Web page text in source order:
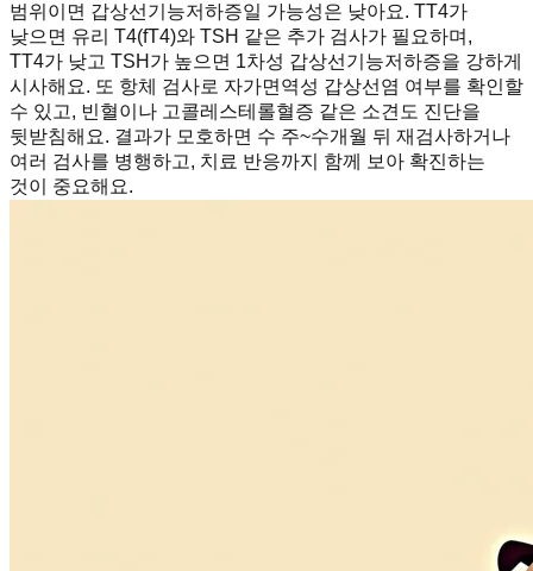
범위이면 갑상선기능저하증일 가능성은 낮아요. TT4가
낮으면 유리 T4(fT4)와 TSH 같은 추가 검사가 필요하며,
TT4가 낮고 TSH가 높으면 1차성 갑상선기능저하증을 강하게
시사해요. 또 항체 검사로 자가면역성 갑상선염 여부를 확인할
수 있고, 빈혈이나 고콜레스테롤혈증 같은 소견도 진단을
뒷받침해요. 결과가 모호하면 수 주~수개월 뒤 재검사하거나
여러 검사를 병행하고, 치료 반응까지 함께 보아 확진하는
것이 중요해요.